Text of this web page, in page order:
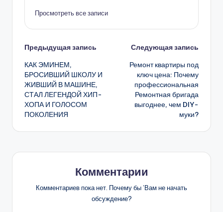
Просмотреть все записи
Навигация
записи
Предыдущая запись
КАК ЭМИНЕМ,
БРОСИВШИЙ ШКОЛУ И
ЖИВШИЙ В МАШИНЕ,
СТАЛ ЛЕГЕНДОЙ ХИП-
ХОПА И ГОЛОСОМ
ПОКОЛЕНИЯ
Следующая запись
Ремонт квартиры под
ключ цена: Почему
профессиональная
Ремонтная бригада
выгоднее, чем DIY-
муки?
Комментарии
Комментариев пока нет. Почему бы ’Вам не начать
обсуждение?